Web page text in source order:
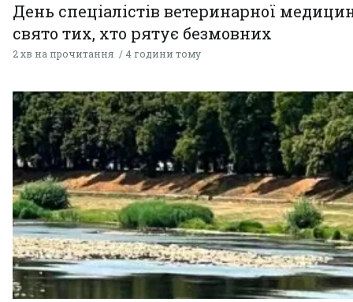
День спеціалістів ветеринарної
свято тих, хто рятує безмовних
2 хв на прочитання 4 години тому